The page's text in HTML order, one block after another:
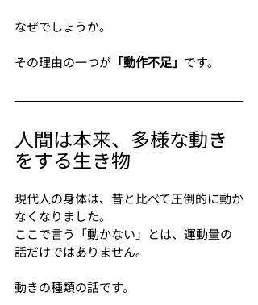
なぜでしょうか。
その理由の一つが 「動作不足」 です。
人間は本来、多様な動き
をする生き物
現代人の身体は、昔と比べて圧倒的に動か
なくなりました。
ここで言う「動かない」とは、運動量の
話だけではありません。
動きの種類の話です。